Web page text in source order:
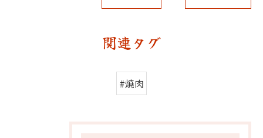
関連タグ
#焼肉